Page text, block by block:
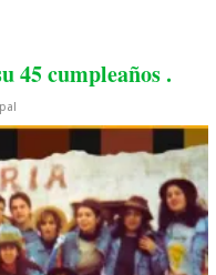
45 cumpleaños .